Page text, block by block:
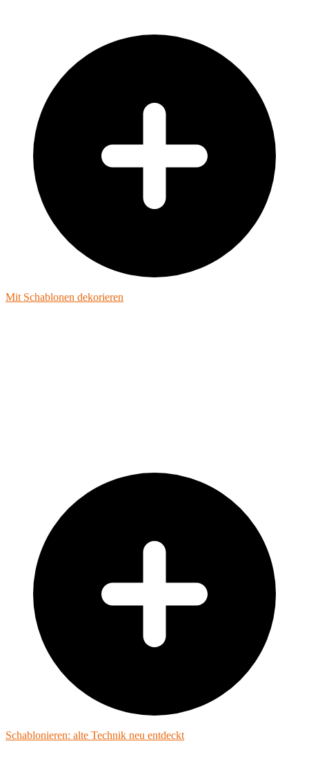
Mit Schablonen dekorieren
Schablonieren: alte Technik neu entdeckt